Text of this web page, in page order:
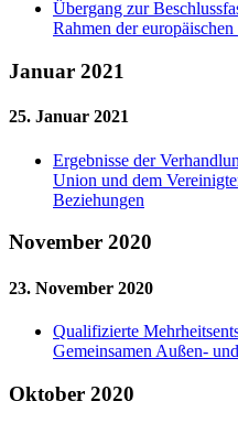
Übergang zur
Rahmen der
Januar 2021
25. Januar 2021
Ergebnisse der
Union und dem
Beziehungen
November 2020
23. November 2020
Qualifizierte
Gemeinsamen Außen-
Oktober 2020